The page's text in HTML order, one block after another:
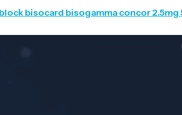
bisocard bisogamma concor 2.5mg